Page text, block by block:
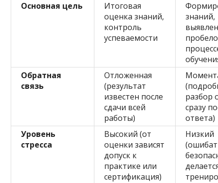
Основная цель
Итоговая
оценка знаний,
контроль
успеваемости
знаний,
Обратная
связь
Отложенная
(результат
известен после
сдачи всей
работы)
разбор
сразу
ответа)
Уровень
стресса
Высокий (от
оценки зависят
допуск к
практике или
сертификация)
Низкий